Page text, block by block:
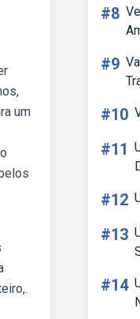
um
#8
#9
#10
#11
#12
#13
#14